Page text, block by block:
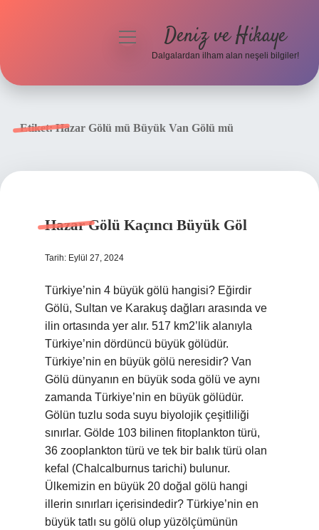
menüyü
Deniz ve Hikaye
Dalgalardan ilham alan neşeli bilgiler!
Etiket:Hazar Gölü mü Büyük Van Gölü mü
Hazar Gölü Kaçıncı Büyük Göl
Tarih: Eylül 27, 2024
Türkiye’nin 4 büyük gölü hangisi? Eğirdir
Gölü, Sultan ve Karakuş dağları arasında ve
ilin ortasında yer alır. 517 km2’lik alanıyla
Türkiye’nin dördüncü büyük gölüdür.
Türkiye’nin en büyük gölü neresidir? Van
Gölü dünyanın en büyük soda gölü ve aynı
zamanda Türkiye’nin en büyük gölüdür.
Gölün tuzlu soda suyu biyolojik çeşitliliği
sınırlar. Gölde 103 bilinen fitoplankton türü,
36 zooplankton türü ve tek bir balık türü olan
kefal (Chalcalburnus tarichi) bulunur.
Ülkemizin en büyük 20 doğal gölü hangi
illerin sınırları içerisindedir? Türkiye’nin en
büyük tatlı su gölü olup yüzölçümünün